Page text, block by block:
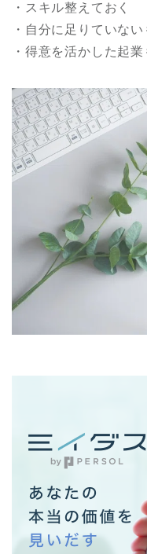
・スキル整えておく
・自分に足りていな
・得意を活かした起